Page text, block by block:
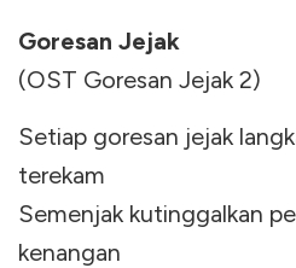
Goresan Jejak
(OST Goresan Jejak 2)
Setiap goresan jejak
terekam
Semenjak kutinggalkan
kenangan